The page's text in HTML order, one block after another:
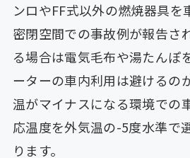
ンロやFF式以外の燃焼器具を
密閉空間での事故例が報告さ
る場合は電気毛布や湯たんぽ
ーターの車内利用は避けるの
温がマイナスになる環境での
応温度を外気温の-5度水準で
ります。